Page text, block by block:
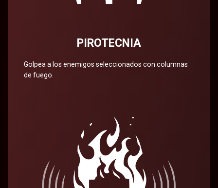
PIROTECNIA
Golpea a los enemigos seleccionados con columnas
de fuego.